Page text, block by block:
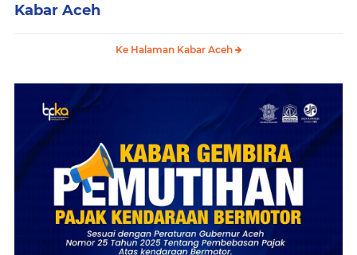
Kabar Aceh
Ke Halaman Kabar Aceh